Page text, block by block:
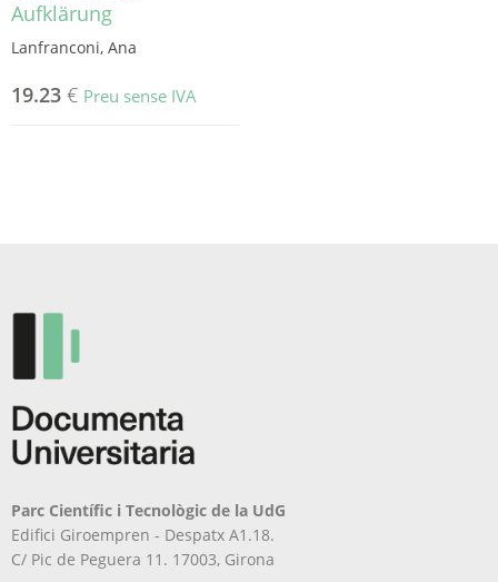
Aufklärung
Lanfranconi, Ana
19.23 € Preu sense IVA
Parc Científic i Tecnològic de la UdG
Edifici Giroempren - Despatx A1.18.
C/ Pic de Peguera 11. 17003, Girona